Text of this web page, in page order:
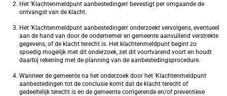
Het 'Klachtenmeldpunt aanbestedingen' bevestigt per omgaande de
ontvangst van de klacht.
Het 'Klachtenmeldpunt aanbestedingen' onderzoekt vervolgens, eventueel
aan de hand van door de ondernemer en gemeente aanvullend verstrekte
gegevens, of de klacht terecht is. Het klachtenmeldpunt begint zo
spoedig mogelijk met dit onderzoek, zet dit voortvarend voort en houdt
daarbij rekening met de planning van de aanbestedingsprocedure.
Wanneer de gemeente na het onderzoek door het 'Klachtenmeldpunt
aanbestedingen tot de conclusie komt dat de klacht terecht of
gedeeltelijk terecht is en de gemeente corrigerende en/of preventieve